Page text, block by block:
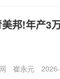
邦!年产3
崔永元